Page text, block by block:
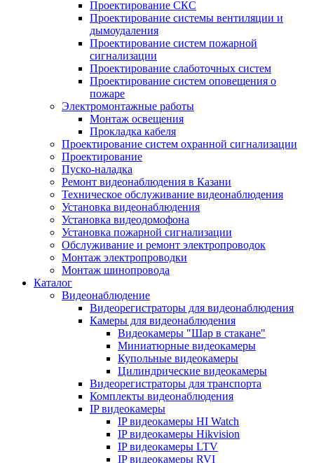
Проектирование СКС
Проектирование системы вентиляции и
дымоудаления
Проектирование систем пожарной
сигнализации
Проектирование слаботочных систем
Проектирование систем оповещения о
пожаре
Электромонтажные работы
Монтаж освещения
Прокладка кабеля
Проектирование систем охранной сигнализации
Проектирование
Пуско-наладка
Ремонт видеонаблюдения в Казани
Техническое обслуживание видеонаблюдения
Установка видеонаблюдения
Установка видеодомофона
Установка пожарной сигнализации
Обслуживание и ремонт электропроводок
Монтаж электропроводки
Монтаж шинопровода
Каталог
Видеонаблюдение
Видеорегистраторы для видеонаблюдения
Камеры для видеонаблюдения
Видеокамеры "Шар в стакане"
Миниатюрные видеокамеры
Купольные видеокамеры
Цилиндрические видеокамеры
Видеорегистраторы для транспорта
Комплекты видеонаблюдения
IP видеокамеры
IP видеокамеры HI Watch
IP видеокамеры Hikvision
IP видеокамеры LTV
IP видеокамеры RVI